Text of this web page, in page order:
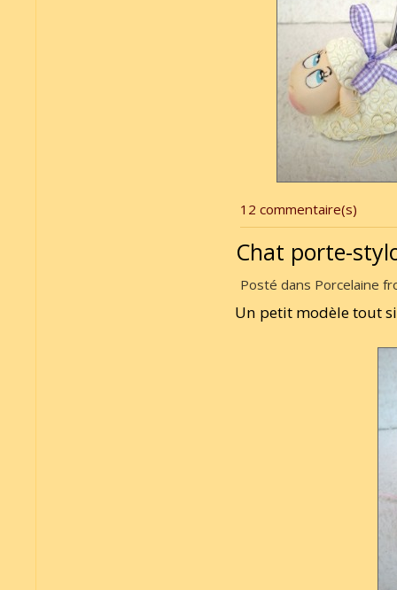
12 commentaire(s)
Chat porte-
Posté dans Porcelaine
Un petit modèle tout